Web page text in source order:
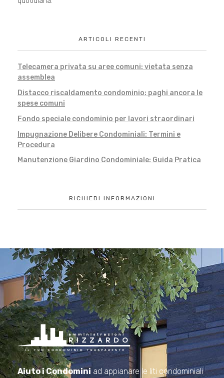
ARTICOLI RECENTI
Telecamera privata su aree comuni: vietata senza
assemblea
Distacco riscaldamento condominio: paghi ancora le
spese comuni
Fondo speciale condominio per lavori straordinari
Impugnazione Delibere Condominiali: Termini e
Procedura
Manutenzione Giardino Condominiale: Guida Pratica
RICHIEDI INFORMAZIONI
Amministrazioni Rizzardo
Il tuo condominio trasparente
Aiuto i Condominiad appianare le liti condominiali